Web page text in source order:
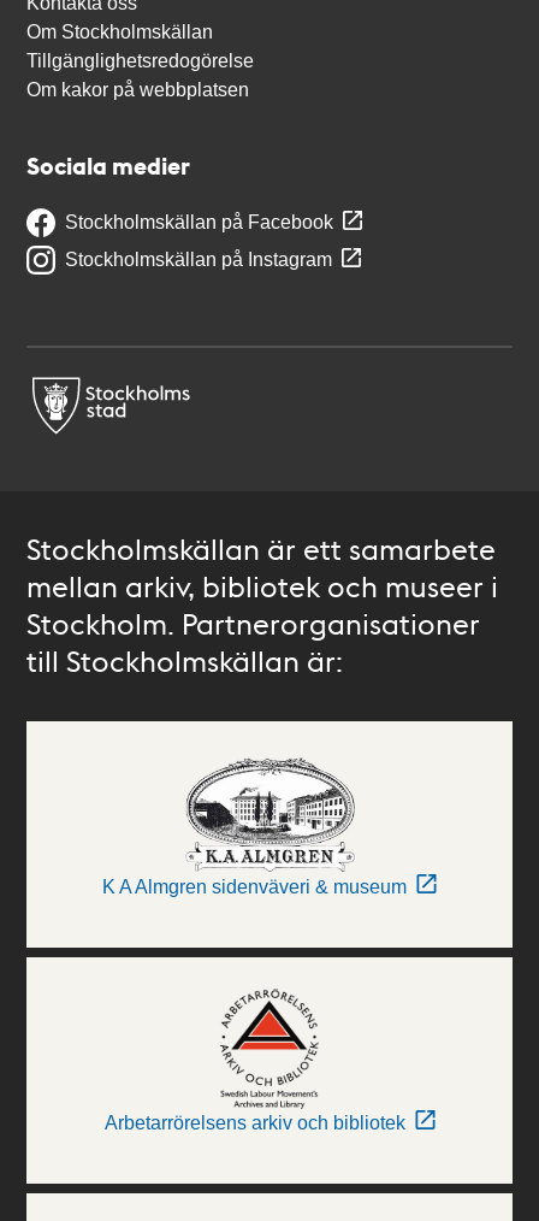
Om Stockholmskällan
Tillgänglighetsredogörelse
Om kakor på webbplatsen
Sociala medier
Stockholmskällan på Facebook
Stockholmskällan på Instagram
Stockholmskällan är ett samarbete
mellan arkiv, bibliotek och museer i
Stockholm. Partnerorganisationer
till Stockholmskällan är:
K A Almgren sidenväveri & museum
Arbetarrörelsens arkiv och bibliotek